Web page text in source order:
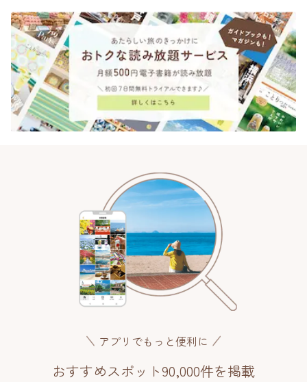
アプリでもっと便利に
おすすめスポット90,000件を掲載